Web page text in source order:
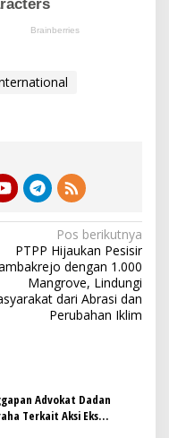
Pos berikutnya
PTPP Hijaukan Pesisir
dengan 1.000
Mangrove, Lindungi
dari Abrasi dan
Perubahan Iklim
Advokat Dadan
Terkait Aksi Eks